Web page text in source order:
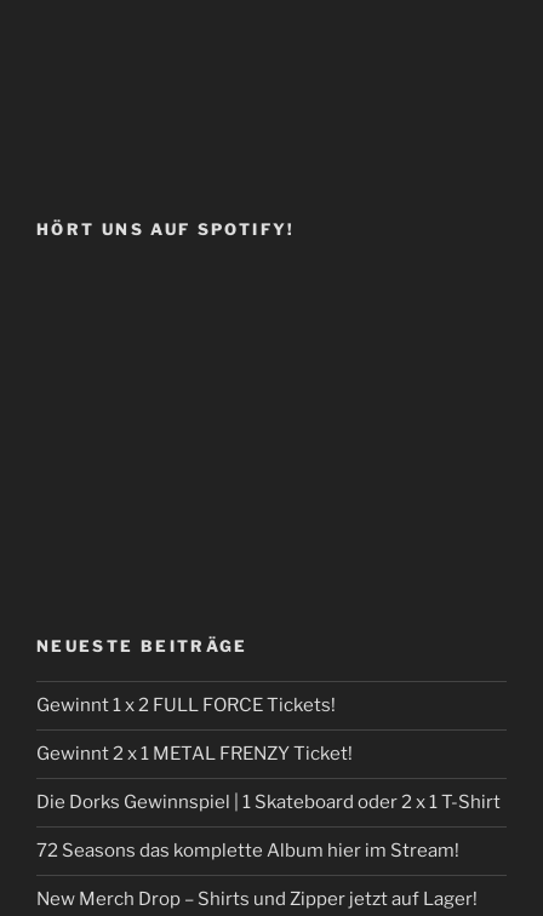
HÖRT UNS AUF SPOTIFY!
NEUESTE BEITRÄGE
Gewinnt 1 x 2 FULL FORCE Tickets!
Gewinnt 2 x 1 METAL FRENZY Ticket!
Die Dorks Gewinnspiel | 1 Skateboard oder 2 x 1 T-Shirt
72 Seasons das komplette Album hier im Stream!
New Merch Drop – Shirts und Zipper jetzt auf Lager!